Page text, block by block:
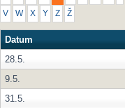
V W X Y Z Ž
Datum
28.5.
9.5.
31.5.